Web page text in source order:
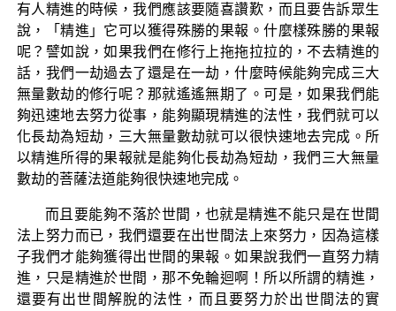
有人精進的時候，我們應該要隨喜讚歎，而且要告訴眾生
說，「精進」它可以獲得殊勝的果報。什麼樣殊勝的果報
呢？譬如說，如果我們在修行上拖拖拉拉的，不去精進的
話，我們一劫過去了還是在一劫，什麼時候能夠完成三大
無量數劫的修行呢？那就遙遙無期了。可是，如果我們能
夠迅速地去努力從事，能夠顯現精進的法性，我們就可以
化長劫為短劫，三大無量數劫就可以很快速地去完成。所
以精進所得的果報就是能夠化長劫為短劫，我們三大無量
數劫的菩薩法道能夠很快速地完成。
而且要能夠不落於世間，也就是精進不能只是在世間
法上努力而已，我們還要在出世間法上來努力，因為這樣
子我們才能夠獲得出世間的果報。如果說我們一直努力精
進，只是精進於世間，那不免輪迴啊！所以所謂的精進，
還要有出世間解脫的法性，而且要努力於出世間法的實